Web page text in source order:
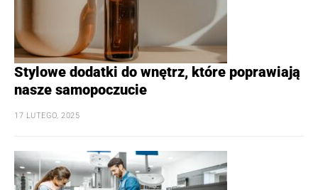
Stylowe dodatki do wnętrz, które poprawiają
nasze samopoczucie
17 LUTEGO, 2025